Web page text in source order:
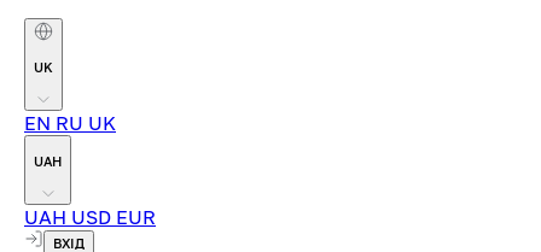
UK
EN RU UK
UAH
UAH USD EUR
ВХІД